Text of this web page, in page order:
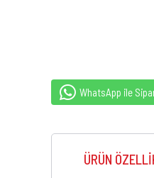
WhatsApp ile
ÜRÜN